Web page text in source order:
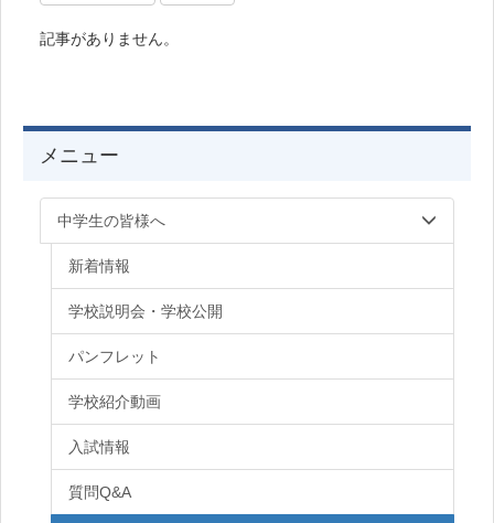
記事がありません。
メニュー
中学生の皆様へ
新着情報
学校説明会・学校公開
パンフレット
学校紹介動画
入試情報
質問Q&A